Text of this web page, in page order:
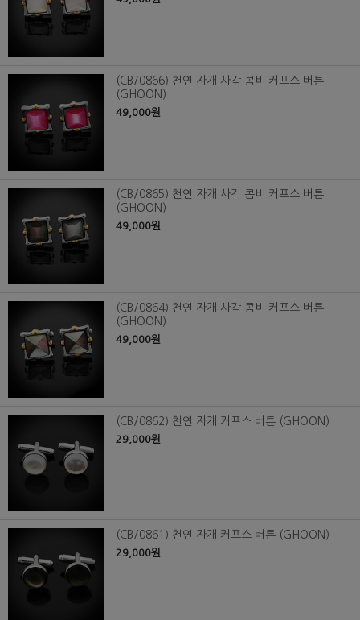
(CB/0866) 천연 자개 사각 콤비 커프스 버튼
(GHOON)
49,000원
(CB/0865) 천연 자개 사각 콤비 커프스 버튼
(GHOON)
49,000원
(CB/0864) 천연 자개 사각 콤비 커프스 버튼
(GHOON)
49,000원
(CB/0862) 천연 자개 커프스 버튼 (GHOON)
29,000원
(CB/0861) 천연 자개 커프스 버튼 (GHOON)
29,000원